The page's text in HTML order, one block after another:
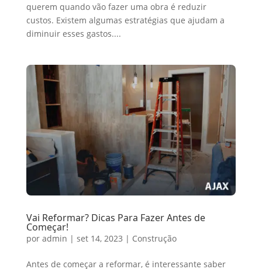
querem quando vão fazer uma obra é reduzir
custos. Existem algumas estratégias que ajudam a
diminuir esses gastos....
Vai Reformar? Dicas Para Fazer Antes de
Começar!
por admin | set 14, 2023 | Construção
Antes de começar a reformar, é interessante saber